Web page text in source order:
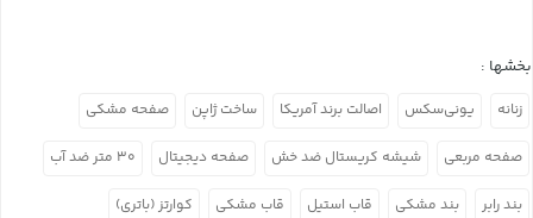
بخشها :
زنانه یونی‌سکس اصالت برند آمریکا ساخت ژاپن صفحه مشکی
صفحه مربعی شیشه کریستال ضد خش صفحه دیجیتال ۳۰ متر ضد آب
بند رابر بند مشکی قاب استیل قاب مشکی کوارتز (باتری)